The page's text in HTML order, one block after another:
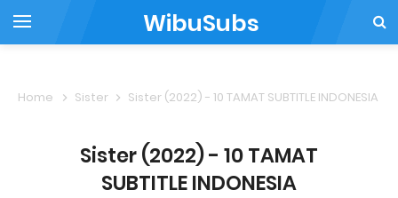
WibuSubs
Home Sister Sister (2022) - 10 TAMAT SUBTITLE INDONESIA
Sister (2022) - 10 TAMAT
SUBTITLE INDONESIA